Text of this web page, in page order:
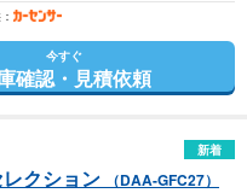
今すぐ
確認・見積依頼
新着
クション （DAA-GFC27）